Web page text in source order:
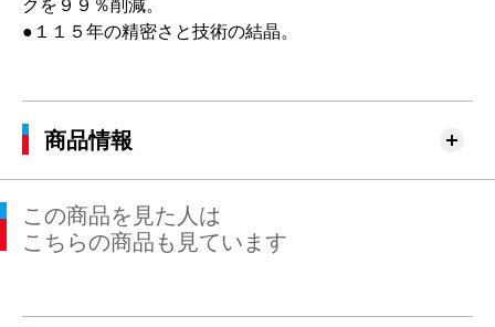
クを９９％削減。
●１１５年の精密さと技術の結晶。
商品情報
この商品を見た人は
こちらの商品も見ています